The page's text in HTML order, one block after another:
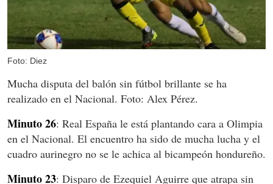
Foto: Diez
Mucha disputa del balón sin fútbol brillante se ha
realizado en el Nacional. Foto: Alex Pérez.
Minuto 26: Real España le está plantando cara a Olimpia
en el Nacional. El encuentro ha sido de mucha lucha y el
cuadro aurinegro no se le achica al bicampeón hondureño.
Minuto 23: Disparo de Ezequiel Aguirre que atrapa sin